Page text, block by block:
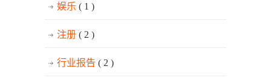
娱乐 ( 1 )
注册 ( 2 )
行业报告 ( 2 )